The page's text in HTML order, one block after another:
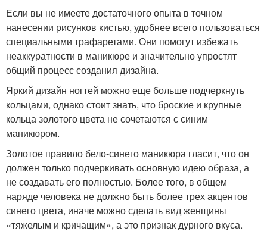
Если вы не имеете достаточного опыта в точном
нанесении рисунков кистью, удобнее всего пользоваться
специальными трафаретами. Они помогут избежать
неаккуратности в маникюре и значительно упростят
общий процесс создания дизайна.
Яркий дизайн ногтей можно еще больше подчеркнуть
кольцами, однако стоит знать, что броские и крупные
кольца золотого цвета не сочетаются с синим
маникюром.
Золотое правило бело-синего маникюра гласит, что он
должен только подчеркивать основную идею образа, а
не создавать его полностью. Более того, в общем
наряде человека не должно быть более трех акцентов
синего цвета, иначе можно сделать вид женщины
«тяжелым и кричащим», а это признак дурного вкуса.